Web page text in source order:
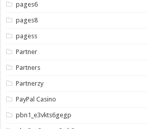
pages6
pages8
pagess
Partner
Partners
Partnerzy
PayPal Casino
pbn1_e3vkts6gegp